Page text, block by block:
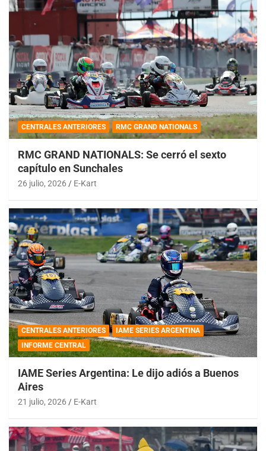
CENTRALES ANTERIORES RMC GRAND NATIONALS
RMC GRAND NATIONALS: Se cerró el sexto
capítulo en Sunchales
26 julio, 2026 E-Kart
CENTRALES ANTERIORES
IAME SERIES ARGENTINA
INFORME CENTRAL
IAME Series Argentina: Le dijo adiós a Buenos
Aires
21 julio, 2026 E-Kart